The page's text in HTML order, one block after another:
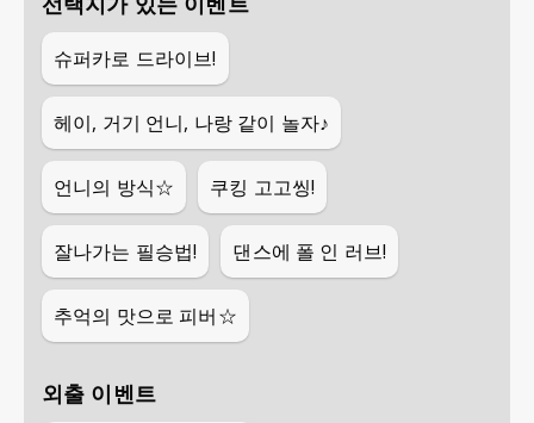
슈퍼카로 드라이브!
헤이, 거기 언니, 나랑 같이 놀자♪
언니의 방식☆ 쿠킹 고고씽!
잘나가는 필승법! 댄스에 폴 인 러브!
추억의 맛으로 피버☆
외출 이벤트